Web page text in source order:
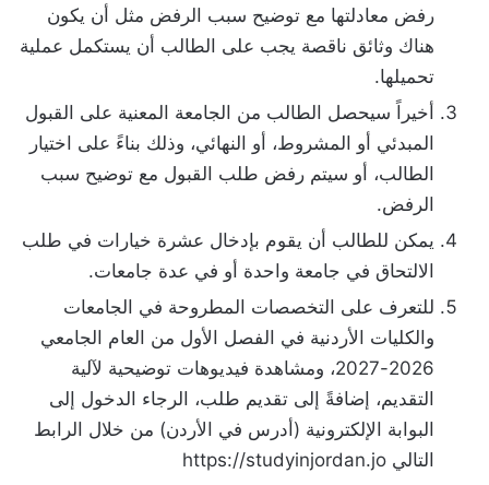
رفض معادلتها مع توضيح سبب الرفض مثل أن يكون
هناك وثائق ناقصة يجب على الطالب أن يستكمل عملية
تحميلها.
أخيراً سيحصل الطالب من الجامعة المعنية على القبول
المبدئي أو المشروط، أو النهائي، وذلك بناءً على اختيار
الطالب، أو سيتم رفض طلب القبول مع توضيح سبب
الرفض.
يمكن للطالب أن يقوم بإدخال عشرة خيارات في طلب
الالتحاق في جامعة واحدة أو في عدة جامعات.
للتعرف على التخصصات المطروحة في الجامعات
والكليات الأردنية في الفصل الأول من العام الجامعي
2026-2027، ومشاهدة فيديوهات توضيحية لآلية
التقديم، إضافةً إلى تقديم طلب، الرجاء الدخول إلى
البوابة الإلكترونية (أدرس في الأردن) من خلال الرابط
التالي https://studyinjordan.jo